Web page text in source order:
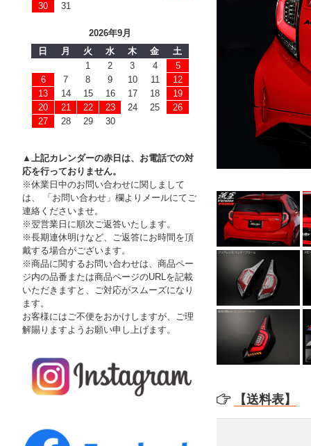
【送料表】
30
31
2026年9月
日
月 火 水 木 金
土
1
2 3 4
5
6
7 8 9 10 11
12
13
14 15 16 17 18
19
20
21 22 23 24 25
26
27
28 29 30
▲上記カレンダーの赤日は、お電話での対
応を行っておりません。
※休業日中のお問い合わせに関しまして
は、 「お問い合わせ」欄よりメールにてご
連絡くださいませ。
※翌営業日に順次ご返答いたします。
※長期連休明けなど、ご返答にお時間を頂
戴する場合がございます。
※商品に関するお問い合わせは、商品ペー
ジ内の品番または商品ページのURLを記載
いただきますと、ご対応がスムーズになり
ます。
お客様にはご不便をおかけしますが、ご理
解賜りますようお願い申し上げます。